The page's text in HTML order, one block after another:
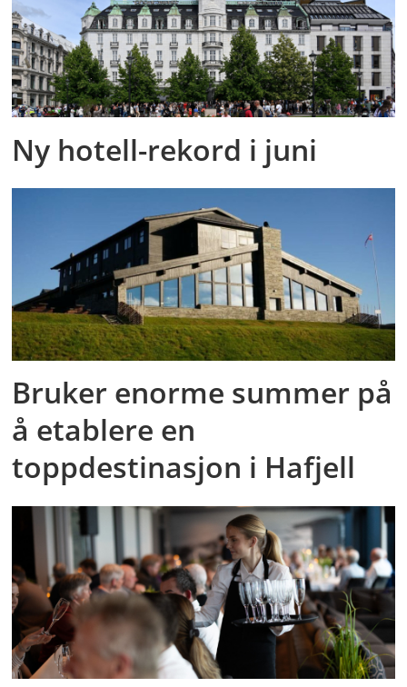
Ny hotell-rekord i juni
Bruker enorme summer på
å etablere en
toppdestinasjon i Hafjell